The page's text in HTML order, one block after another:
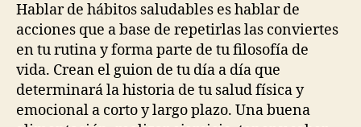
Hablar de hábitos saludables es hablar de
acciones que a base de repetirlas las conviertes
en tu rutina y forma parte de tu filosofía de
vida. Crean el guion de tu día a día que
determinará la historia de tu salud física y
emocional a corto y largo plazo. Una buena